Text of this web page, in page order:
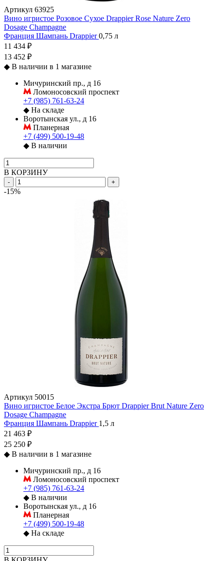
Артикул 63925
Вино игристое Розовое Сухое Drappier Rose Nature Zero
Dosage Champagne
Франция Шампань Drappier0,75 л
11 434 ₽
13 452 ₽
◆ В наличии в 1 магазине
Мичуринский пр., д 16
Ломоносовский проспект
+7 (985) 761-63-24
◆ На складе
Воротынская ул., д 16
Планерная
+7 (499) 500-19-48
◆ В наличии
В КОРЗИНУ
- +
-15%
Артикул 50015
Вино игристое Белое Экстра Брют Drappier Brut Nature Zero
Dosage Champagne
Франция Шампань Drappier 1,5 л
21 463 ₽
25 250 ₽
◆ В наличии в 1 магазине
Мичуринский пр., д 16
Ломоносовский проспект
+7 (985) 761-63-24
◆ В наличии
Воротынская ул., д 16
Планерная
+7 (499) 500-19-48
◆ На складе